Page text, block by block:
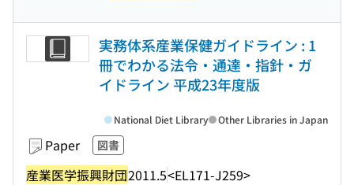
実務体系産業保健ガイドライン : 1
冊でわかる法令・通達・指針・ガ
イドライン 平成23年度版
Paper 図書
産業医学振興財団2011.5<EL171-J259>
National Diet Library Other Libraries in Japan